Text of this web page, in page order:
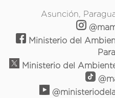
Asunción,
Ministerio del
Ministerio del